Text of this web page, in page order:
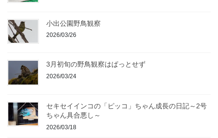
小出公園野鳥観察
2026/03/26
3月初旬の野鳥観察はぱっとせず
2026/03/24
セキセイインコの「ピッコ」ちゃん成長の日記～2号
ちゃん具合悪し～
2026/03/18